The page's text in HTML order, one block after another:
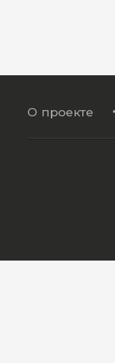
О проекте